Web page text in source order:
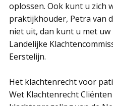
oplossen. Ook kunt u zich
praktijkhouder, Petra van
niet uit, dan kunt u met
Landelijke
Eerstelijn.
Het klachtenrecht voor
Wet Klachtenrecht